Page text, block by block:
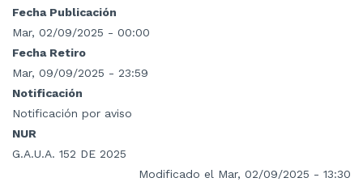
Fecha Publicación
Mar, 02/09/2025 - 00:00
Fecha Retiro
Mar, 09/09/2025 - 23:59
Notificación
Notificación por aviso
NUR
G.A.U.A. 152 DE 2025
Modificado el Mar, 02/09/2025 - 13:30